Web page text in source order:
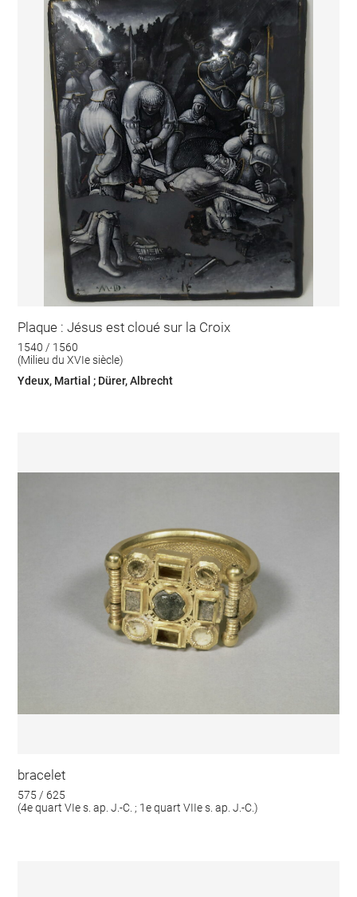
Plaque : Jésus est cloué sur la Croix
1540 / 1560
(Milieu du XVIe siècle)
Ydeux, Martial ; Dürer, Albrecht
bracelet
575 / 625
(4e quart VIe s. ap. J.-C. ; 1e quart VIIe s. ap. J.-C.)